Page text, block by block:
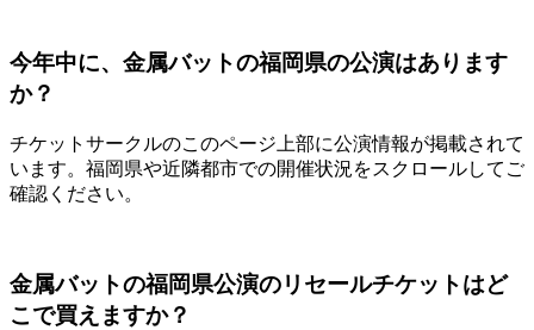
今年中に、金属バットの福岡県の公演はあります
か？
チケットサークルのこのページ上部に公演情報が掲載されて
います。福岡県や近隣都市での開催状況をスクロールしてご
確認ください。
金属バットの福岡県公演のリセールチケットはど
こで買えますか？